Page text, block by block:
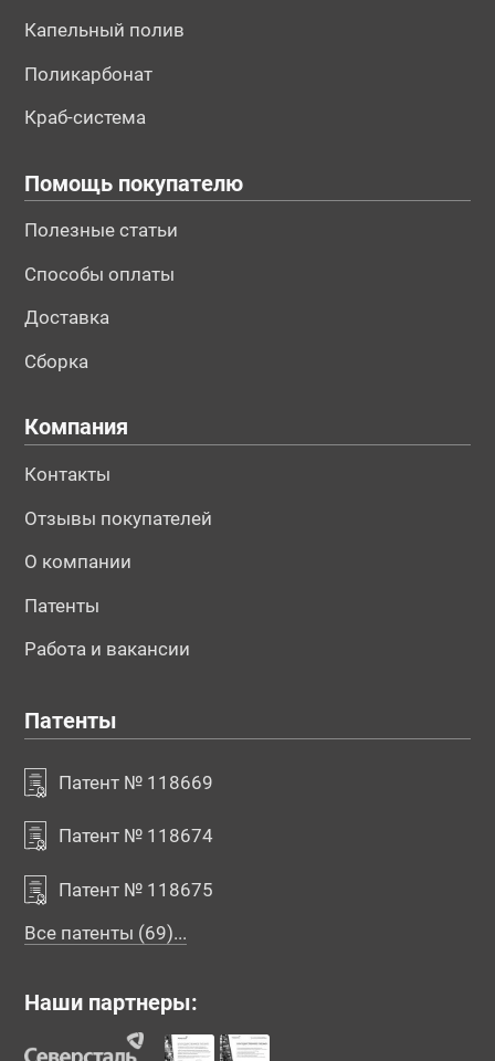
Капельный полив
Поликарбонат
Краб-система
Помощь покупателю
Полезные статьи
Способы оплаты
Доставка
Сборка
Компания
Контакты
Отзывы покупателей
О компании
Патенты
Работа и вакансии
Патенты
Патент № 118669
Патент № 118674
Патент № 118675
Все патенты (69)...
Наши партнеры: